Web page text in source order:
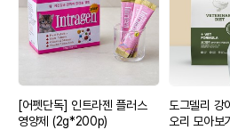
[어펫단독] 인트라젠 플러스
영양제 (2g*200p)
도그델리 강
오리 모아